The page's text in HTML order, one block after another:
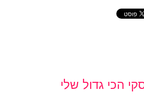
הכי גדול שלי